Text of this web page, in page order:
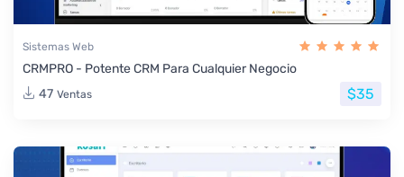
Sistemas Web
CRMPRO - Potente CRM Para Cualquier Negocio
47 Ventas $35